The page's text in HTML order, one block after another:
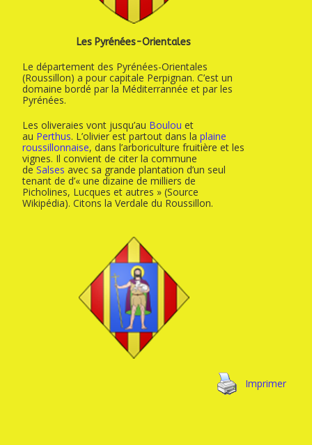
Les Pyrénées-Orientales
Le département des Pyrénées-Orientales
(Roussillon) a pour capitale Perpignan. C’est un
domaine bordé par la Méditerrannée et par les
Pyrénées.
Les oliveraies vont jusqu’au Boulou et
au Perthus. L’olivier est partout dans laplaine
roussillonnaise, dans l’arboriculture fruitière et les
vignes. Il convient de citer la commune
deSalses avec sa grande plantation d’un seul
tenant de d’« une dizaine de milliers de
Picholines, Lucques et autres » (Source
Wikipédia). Citons la Verdale du Roussillon.
Imprimer